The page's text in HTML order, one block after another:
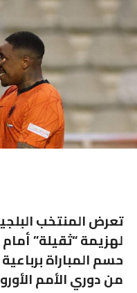
تعرضالمنتخب
لهزيمة “ثقيلة”
مندوري الأمم